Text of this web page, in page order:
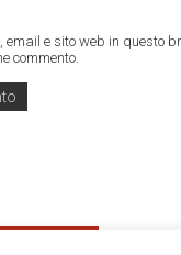
email e sito web in questo
commento.